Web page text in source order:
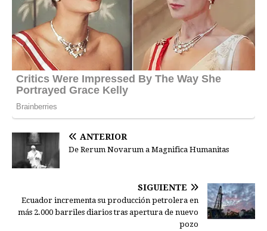
ANTERIOR
De Rerum Novarum a Magnifica Humanitas
SIGUIENTE
Ecuador incrementa su producción petrolera en
más 2.000 barriles diarios tras apertura de nuevo
pozo